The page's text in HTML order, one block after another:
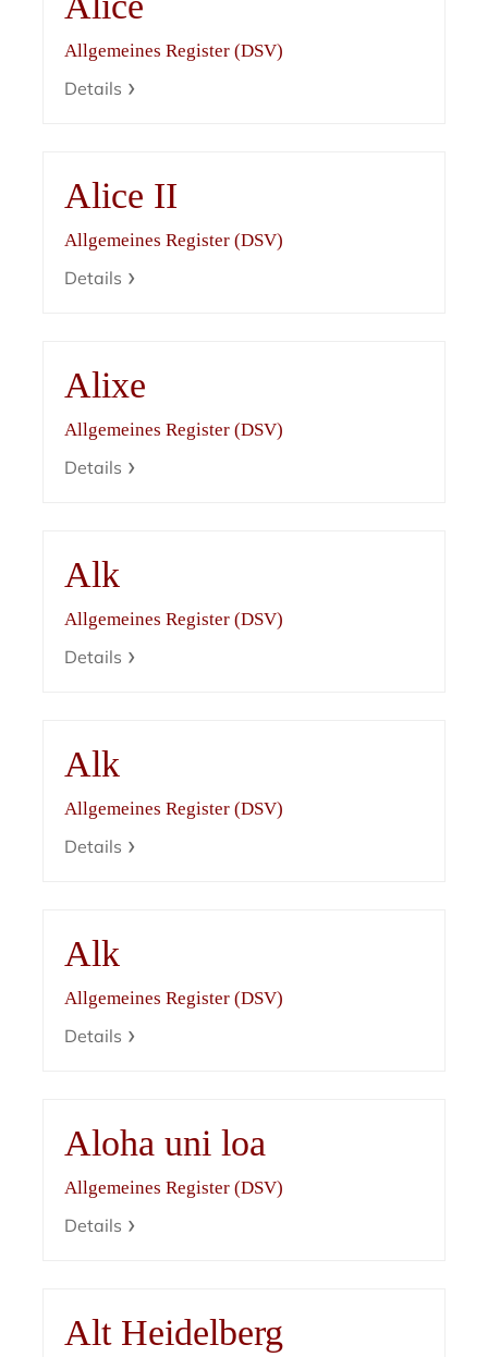
Allgemeines Register (DSV)
Details
Alice II
Allgemeines Register (DSV)
Details
Alixe
Allgemeines Register (DSV)
Details
Alk
Allgemeines Register (DSV)
Details
Alk
Allgemeines Register (DSV)
Details
Alk
Allgemeines Register (DSV)
Details
Aloha uni loa
Allgemeines Register (DSV)
Details
Alt Heidelberg